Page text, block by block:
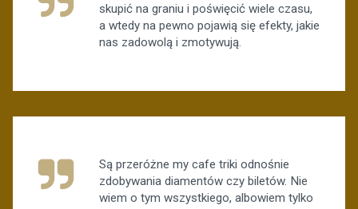
skupić na graniu i poświęcić wiele czasu,
a wtedy na pewno pojawią się efekty, jakie
nas zadowolą i zmotywują.
Są przeróżne my cafe triki odnośnie
zdobywania diamentów czy biletów. Nie
wiem o tym wszystkiego, albowiem tylko